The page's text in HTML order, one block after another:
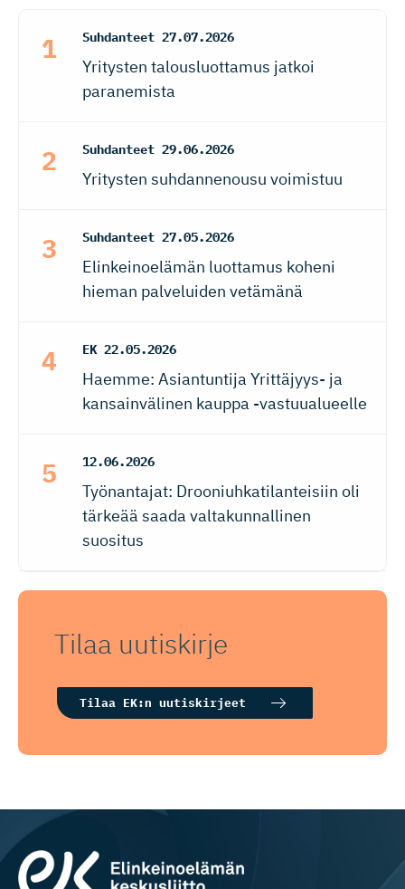
Suhdanteet 27.07.2026
Yritysten talousluottamus jatkoi
paranemista
Suhdanteet 29.06.2026
Yritysten suhdannenousu voimistuu
Suhdanteet 27.05.2026
Elinkeinoelämän luottamus koheni
hieman palveluiden vetämänä
EK 22.05.2026
Haemme: Asiantuntija Yrittäjyys- ja
kansainvälinen kauppa -vastuualueelle
12.06.2026
Työnantajat: Drooniuhkatilanteisiin oli
tärkeää saada valtakunnallinen
suositus
Tilaa uutiskirje
Tilaa EK:n uutiskirjeet